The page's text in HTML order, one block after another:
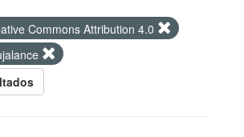
Commons Attribution 4.0